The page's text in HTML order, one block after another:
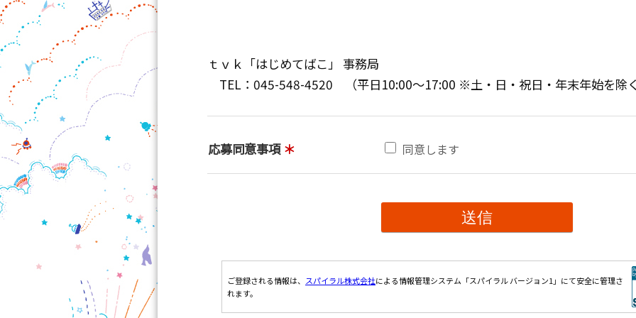
ｔｖｋ「はじめてばこ」 事務局
TEL：045-548-4520 （平日10:00〜17:00 ※土・日・祝日・年末年始を除
応募同意事項 ＊ 同意します
ご登録される情報は、 スパイラル株式会社による情報管理システム「スパイラル バージョン1」にて安全に管理さ
れます。